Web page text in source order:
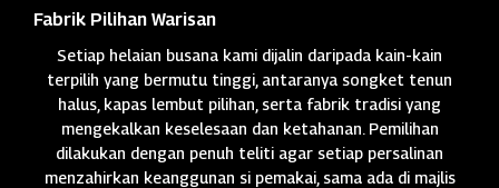
Fabrik Pilihan Warisan
Setiap helaian busana kami dijalin daripada kain-kain
terpilih yang bermutu tinggi, antaranya songket tenun
halus, kapas lembut pilihan, serta fabrik tradisi yang
mengekalkan keselesaan dan ketahanan. Pemilihan
dilakukan dengan penuh teliti agar setiap persalinan
menzahirkan keanggunan si pemakai, sama ada di majlis